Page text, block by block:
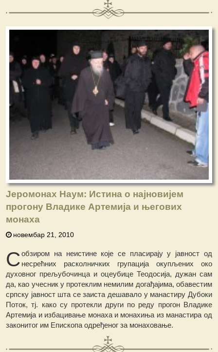
Јеромонах Наум: Истина о најновијем
прогону Владике Артемија и његових
монаха
новембар 21, 2010
Собзиром на неистине које се пласирају у јавност од
несрећних расколничких групација окупљених око
духовног прељубочинца и оцеубице Теодосија, дужан сам
да, као учесник у протеклим немилим догађајима, обавестим
српску јавност шта се заиста дешавало у манастиру Дубоки
Поток, тј. како су протекли други по реду прогон Владике
Артемија и избацивање монаха и монахиња из манастира од
законитог им Епископа одређеног за монаховање.